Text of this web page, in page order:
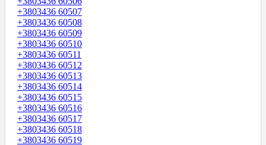
+3803436 60507
+3803436 60508
+3803436 60509
+3803436 60510
+3803436 60511
+3803436 60512
+3803436 60513
+3803436 60514
+3803436 60515
+3803436 60516
+3803436 60517
+3803436 60518
+3803436 60519